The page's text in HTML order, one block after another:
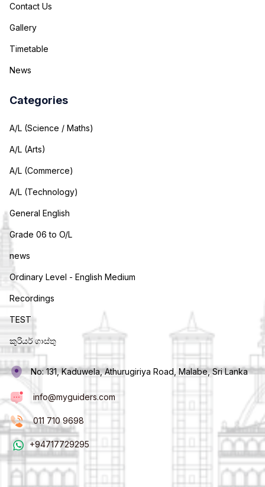
Contact Us
Gallery
Timetable
News
Categories
A/L (Science / Maths)
A/L (Arts)
A/L (Commerce)
A/L (Technology)
General English
Grade 06 to O/L
news
Ordinary Level - English Medium
Recordings
TEST
කුරියර් ගාස්තු
No: 131, Kaduwela, Athurugiriya Road, Malabe, Sri Lanka
info@myguiders.com
011 710 9698
+94717729295